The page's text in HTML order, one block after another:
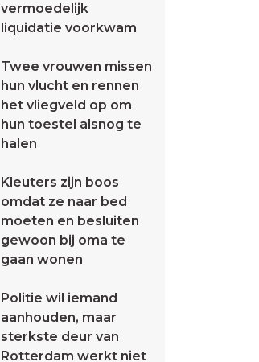
vermoedelijk
liquidatie voorkwam
Twee vrouwen missen
hun vlucht en rennen
het vliegveld op om
hun toestel alsnog te
halen
Kleuters zijn boos
omdat ze naar bed
moeten en besluiten
gewoon bij oma te
gaan wonen
Politie wil iemand
aanhouden, maar
sterkste deur van
Rotterdam werkt niet